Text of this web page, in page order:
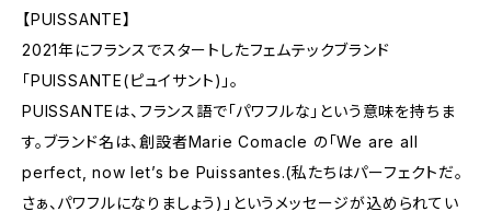
【PUISSANTE】
2021年にフランスでスタートしたフェムテックブランド
「PUISSANTE(ピュイサント)」。
PUISSANTEは、フランス語で「パワフルな」という意味を持ちま
す。ブランド名は、創設者Marie Comacle の「We are all
perfect, now let’s be Puissantes.(私たちはパーフェクトだ。
さぁ、パワフルになりましょう)」というメッセージが込められてい